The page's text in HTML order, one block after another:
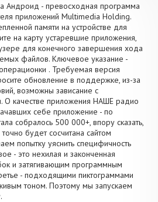
Андроид - превосходная программа
приложений Multimedia Holding.
памяти на устройстве для
на карту устаревшие приложения,
для конечного завершения хода
файлов. Ключевое указание -
. Требуемая версия
обновление в поддержке, из-за
возможны зависание с
О качестве приложения НАШЕ радио
себе приложение - по
собралось 500 000+, впору сказать,
будет сосчитана сайтом
попытку уяснить специфичность
- это нехилая и законченная
и затягивающим программным
- подходящими пиктограммами
тоном. Поэтому мы запускаем